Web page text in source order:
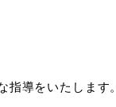
導をいたします。